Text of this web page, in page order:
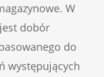
W
dobór
do
występujących